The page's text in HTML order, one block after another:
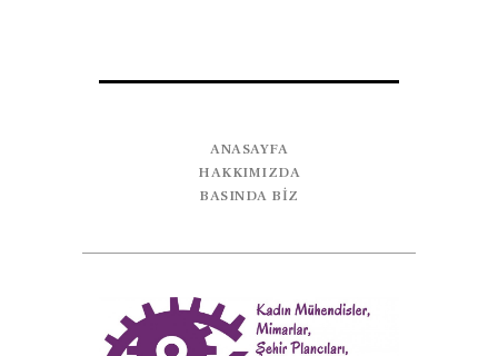
ANASAYFA
HAKKIMIZDA
BASINDA BİZ